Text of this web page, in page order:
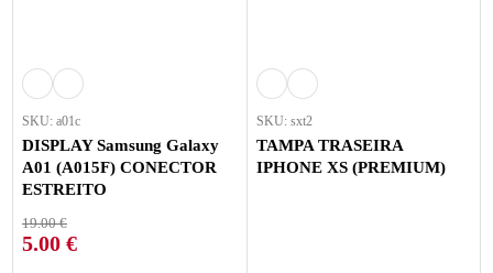
SKU: a01c
DISPLAY Samsung Galaxy
A01 (A015F) CONECTOR
ESTREITO
19.00€
5.00 €
SKU: sxt2
TAMPA TRASEIRA
IPHONE XS (PREMIUM)